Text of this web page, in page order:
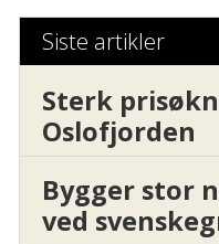
Siste artikler
Sterk
Oslofjorden
Bygger stor
ved